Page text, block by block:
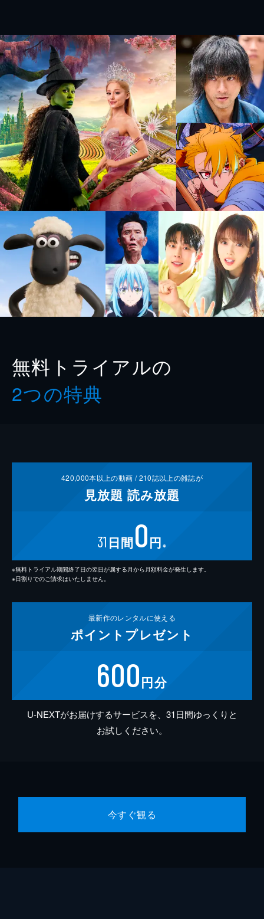
無料トライアルの
2つの特典
420,000本以上の動画 /210誌以上の雑誌が
見放題 読み放題
31 日間0円 ※
※無料トライアル期間終了日の翌日が属する月から月額料金が発生します。
※日割りでのご請求はいたしません。
最新作のレンタルに使える
ポイント プレゼント
600円分
U-NEXTがお届けするサービスを、31日間ゆっくりと
お試しください。
今すぐ観る